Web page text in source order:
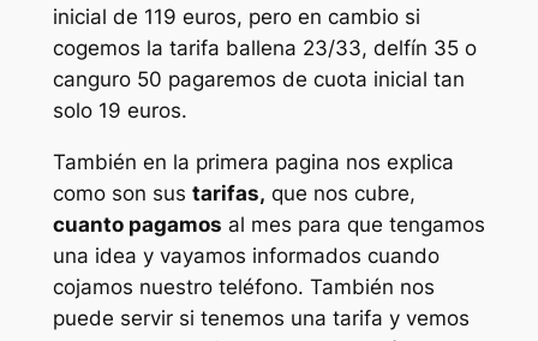
inicial de 119 euros, pero en cambio si
cogemos la tarifa ballena 23/33, delfín 35 o
canguro 50 pagaremos de cuota inicial tan
solo 19 euros.
También en la primera pagina nos explica
como son sus tarifas, que nos cubre,
cuanto pagamos al mes para que tengamos
una idea y vayamos informados cuando
cojamos nuestro teléfono. También nos
puede servir si tenemos una tarifa y vemos